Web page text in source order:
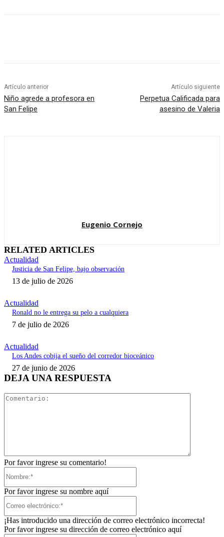
Artículo anterior
Niño agrede a profesora en
San Felipe
Artículo siguiente
Perpetua Calificada para
asesino de Valeria
Eugenio Cornejo
RELATED ARTICLES
Actualidad
Justicia de San Felipe, bajo observación
13 de julio de 2026
Actualidad
Ronald no le entrega su pelo a cualquiera
7 de julio de 2026
Actualidad
Los Andes cobija el sueño del corredor bioceánico
27 de junio de 2026
DEJA UNA RESPUESTA
Por favor ingrese su comentario!
Por favor ingrese su nombre aquí
¡Has introducido una dirección de correo electrónico incorrecta!
Por favor ingrese su dirección de correo electrónico aquí